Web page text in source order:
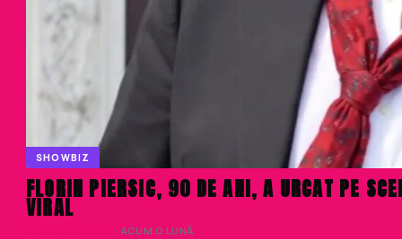
SHOWBIZ
FLORIN PIERSIC, 90 DE ANI, A URCAT PE
VIRAL
· ACUM O LUNĂ